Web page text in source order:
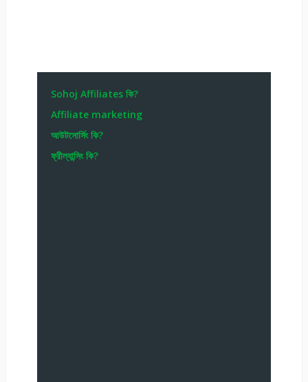
Sohoj Affiliates কি?
Affiliate marketing
আউটসোর্সিং কি?
ফ্রীল্যান্সিং কি?